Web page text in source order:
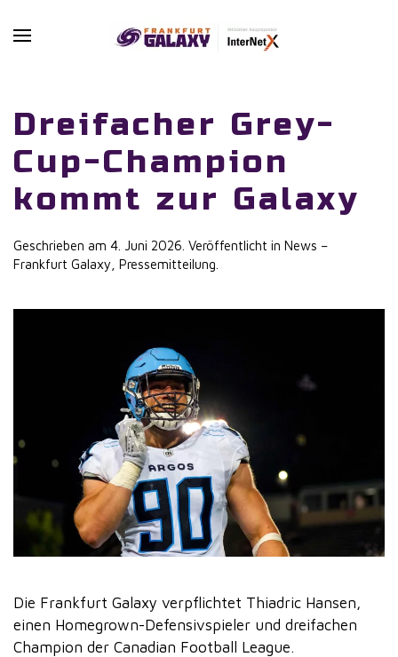
Skip to main content
Dreifacher Grey-
Cup-Champion
kommt zur Galaxy
Geschrieben am 4. Juni 2026 . Veröffentlicht in News –
Frankfurt Galaxy Pressemitteilung
Die Frankfurt Galaxy verpflichtet Thiadric Hansen,
einen Homegrown-Defensivspieler und dreifachen
Champion der Canadian Football League.